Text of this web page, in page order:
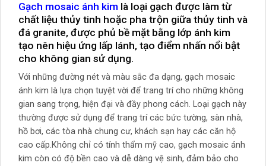
Gạch mosaic ánh kim là loại gạch được làm từ
chất liệu thủy tinh hoặc pha trộn giữa thủy tinh và
đá granite, được phủ bề mặt bằng lớp ánh kim
tạo nên hiệu ứng lấp lánh, tạo điểm nhấn nổi bật
cho không gian sử dụng.
Với những đường nét và màu sắc đa dạng, gạch mosaic
ánh kim là lựa chọn tuyệt vời để trang trí cho những không
gian sang trọng, hiện đại và đầy phong cách. Loại gạch này
thường được sử dụng để trang trí các bức tường, sàn nhà,
hồ bơi, các tòa nhà chung cư, khách sạn hay các căn hộ
cao cấp.Không chỉ có tính thẩm mỹ cao, gạch mosaic ánh
kim còn có độ bền cao và dễ dàng vệ sinh, đảm bảo cho